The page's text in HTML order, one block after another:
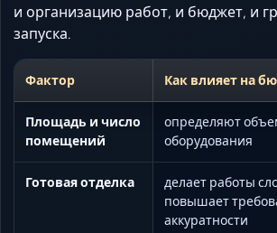
и организацию работ, и бюджет, и
запуска.
Фактор Как влияет на
Площадь и число
помещений
определяют
оборудования
Готовая отделка
делает работы
повышает
аккуратности